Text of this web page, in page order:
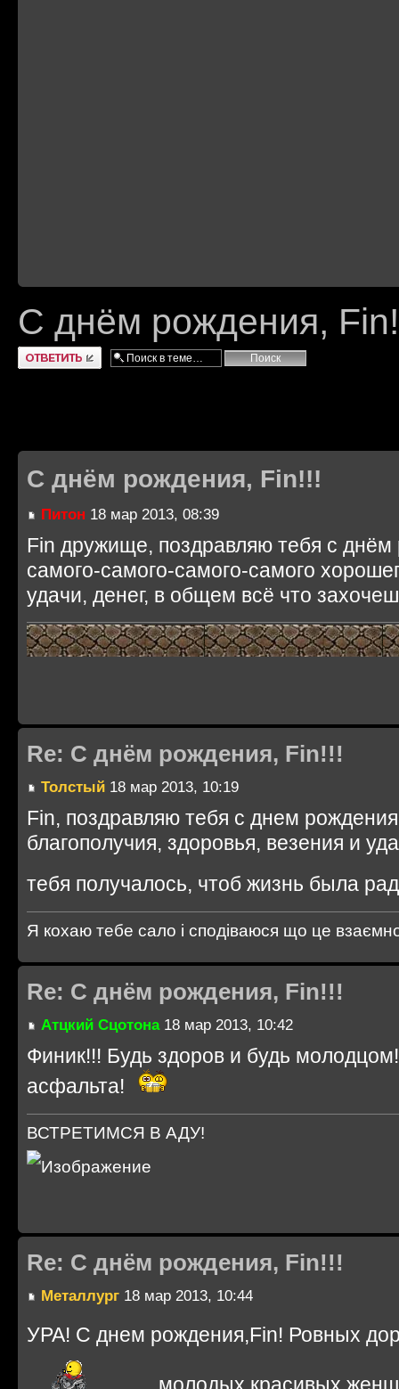
С днём рождения,
Ответить
С днём рождения, Fin!!!
Питон 18 мар 2013, 08:39
Fin дружище, поздравляю тебя с днём
самого-самого-самого-самого
удачи, денег, в общем всё что
Re: С днём рождения, Fin!!!
Толстый 18 мар 2013, 10:19
Fin, поздравляю тебя с днем
благополучия, здоровья, везения и
тебя получалось, чтоб жизнь была
Я кохаю тебе сало і сподіваюся що це
Re: С днём рождения, Fin!!!
Атцкий Сцотона18 мар 2013, 10:42
Финик!!! Будь здоров и будь
асфальта!
ВСТРЕТИМСЯ В АДУ!
Re: С днём рождения, Fin!!!
Металлург 18 мар 2013, 10:44
УРА! С днем рождения,Fin! Ровных